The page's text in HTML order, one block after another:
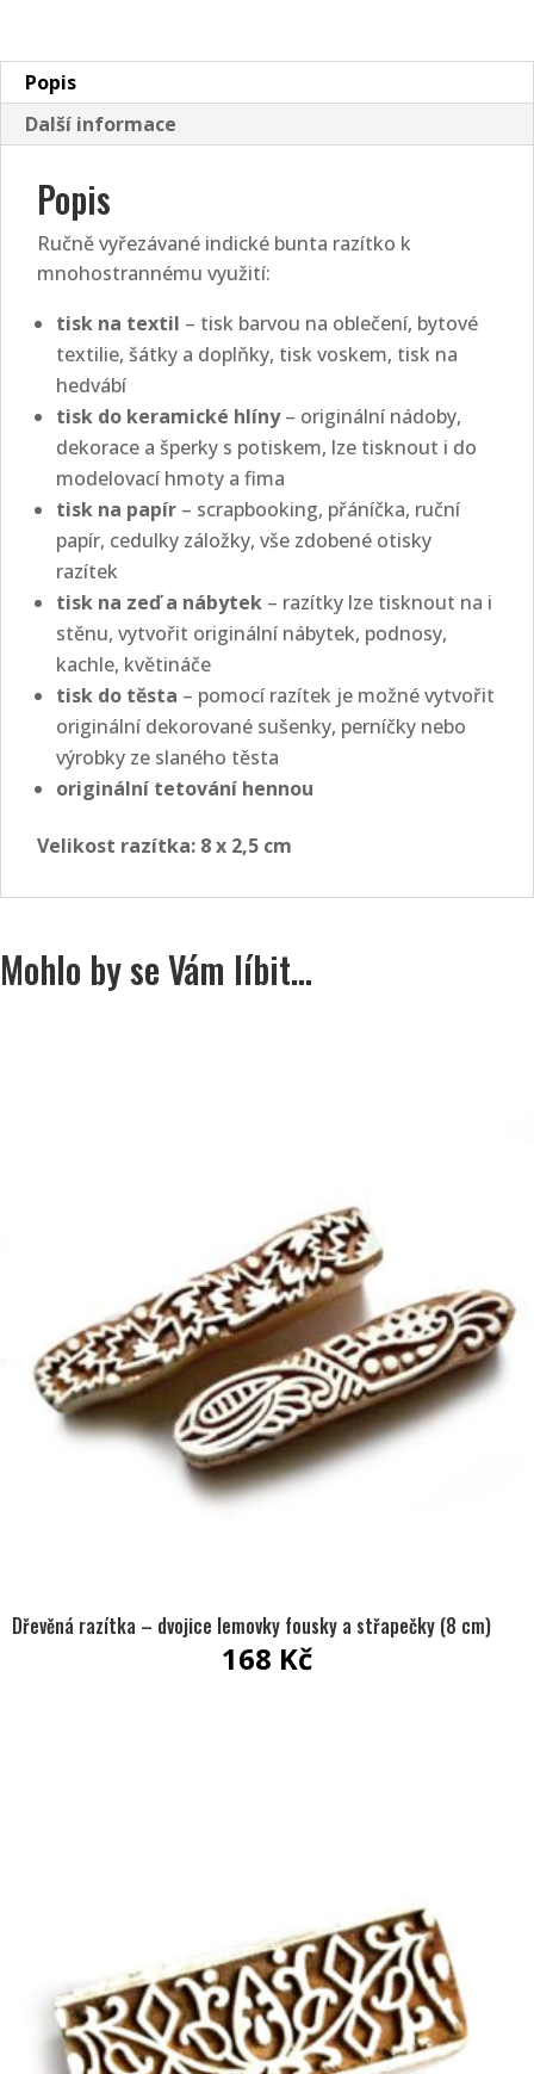
cm)
množství
Popis
Další informace
Popis
Ručně vyřezávané indické bunta razítko k
mnohostrannému využití:
tisk na textil – tisk barvou na oblečení, bytové
textilie, šátky a doplňky, tisk voskem, tisk na
hedvábí
tisk do keramické hlíny– originální nádoby,
dekorace a šperky s potiskem, lze tisknout i do
modelovací hmoty a fima
tisk na papír – scrapbooking, přáníčka, ruční
papír, cedulky záložky, vše zdobené otisky
razítek
tisk na zeď a nábytek – razítky lze tisknout na i
stěnu, vytvořit originální nábytek, podnosy,
kachle, květináče
tisk do těsta – pomocí razítek je možné vytvořit
originální dekorované sušenky, perníčky nebo
výrobky ze slaného těsta
originální tetování hennou
Velikost razítka: 8x 2,5 cm
Mohlo by se Vám líbit…
Dřevěná razítka – dvojice lemovky fousky a střapečky (8 cm)
168 Kč